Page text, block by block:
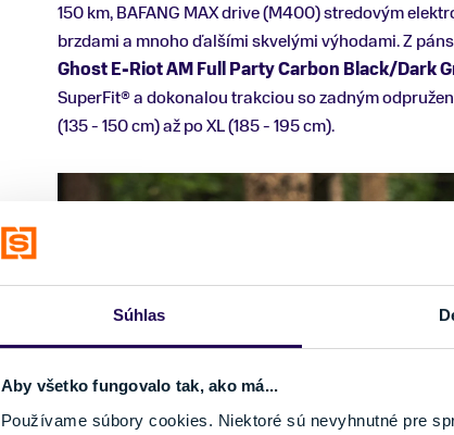
Súhlas
Aby všetko fungovalo tak, ako má...
Používame súbory cookies. Niektoré sú nevyhnutné pre
150 km, BAFANG MAX drive (M400) stredovým
brzdami a mnoho ďalšími skvelými výhodami. Z
Ghost E-Riot AM Full Party Carbon Black/Dark
SuperFit® a dokonalou trakciou so zadným
(135 - 150 cm) až po XL (185 - 195 cm).